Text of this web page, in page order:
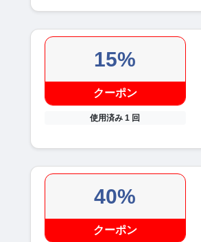
15%
クーポン
使用済み 1 回
40%
クーポン